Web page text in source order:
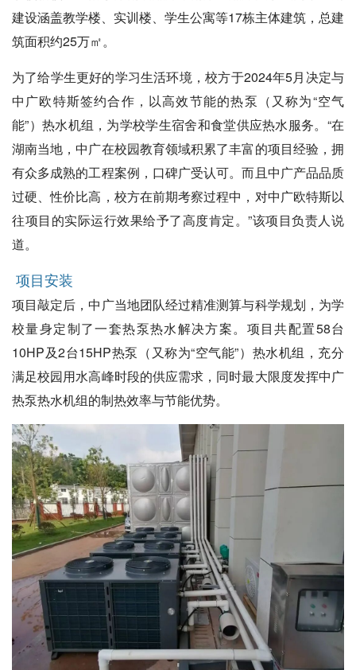
建设涵盖教学楼、实训楼、学生公寓等17栋主体建筑，总建
筑面积约25万㎡。
为了给学生更好的学习生活环境，校方于2024年5月决定与
中广欧特斯签约合作，以高效节能的热泵（又称为“空气
能”）热水机组，为学校学生宿舍和食堂供应热水服务。“在
湖南当地，中广在校园教育领域积累了丰富的项目经验，拥
有众多成熟的工程案例，口碑广受认可。而且中广产品品质
过硬、性价比高，校方在前期考察过程中，对中广欧特斯以
往项目的实际运行效果给予了高度肯定。”该项目负责人说
道。
项目安装
项目敲定后，中广当地团队经过精准测算与科学规划，为学
校量身定制了一套热泵热水解决方案。项目共配置58台
10HP及2台15HP热泵（又称为“空气能”）热水机组，充分
满足校园用水高峰时段的供应需求，同时最大限度发挥中广
热泵热水机组的制热效率与节能优势。